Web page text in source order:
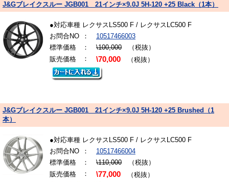
J&Gブレイクスルー JGB001 21インチ×9.0J 5H-120 +25 Black（1本）
●対応車種 レクサスLS500 F / レクサスLC500 F
お問合NO
：
10517466003
標準価格
： \100,000 （税抜）
販売価格
： \70,000 （税抜）
J&Gブレイクスルー JGB001 21インチ×9.0J 5H-120 +25 Brushed（1
本）
●対応車種 レクサスLS500 F / レクサスLC500 F
お問合NO
：
10517466004
標準価格
： \110,000 （税抜）
販売価格
： \77,000 （税抜）